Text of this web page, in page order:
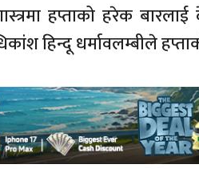
हप्ताको हरेक
हिन्दू धर्मावलम्बीले